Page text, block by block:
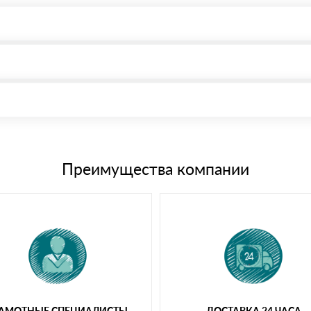
банковским картамПреимущества компании